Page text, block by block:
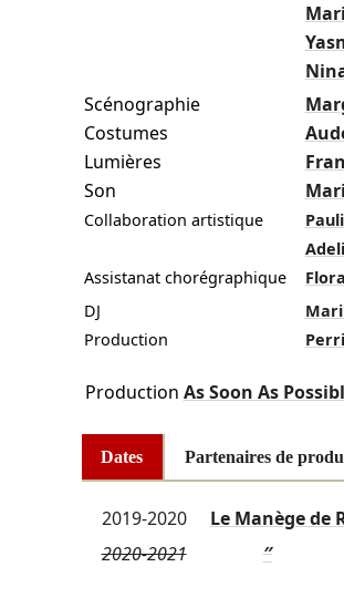
Scénographie
Costumes
Lumières
Son
Collaboration artistique
Assistanat chorégraphique
DJ
Production
Production As Soon As
Dates Partenaires de
2019-2020 Le Manège de
2020-2021
″